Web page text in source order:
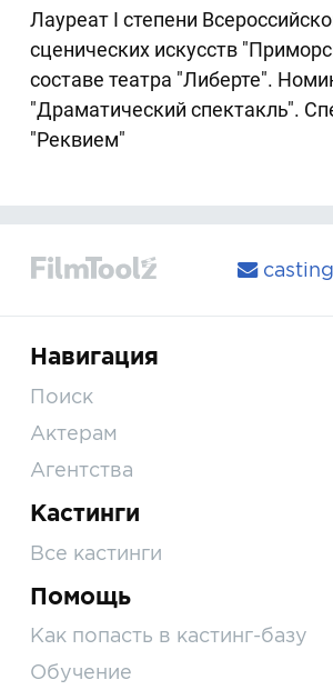
Лауреат I степени
сценических искусств
составе театра "Либерте".
"Драматический спектакль".
"Реквием"
Навигация
Поиск
Актерам
Агентства
Кастинги
Все кастинги
Помощь
Как попасть в кастинг-базу
Обучение